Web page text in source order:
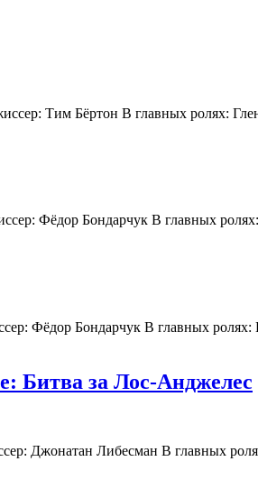
Тим Бёртон В главных ролях:
Фёдор Бондарчук В главных
Фёдор Бондарчук В главных
Битва за Лос-Анджелес
Джонатан Либесман В главных